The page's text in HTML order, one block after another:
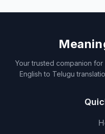
Your trusted companion
English to Telugu